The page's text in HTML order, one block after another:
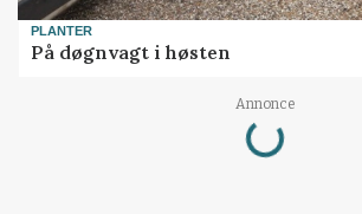
PLANTER
På døgnvagt i høsten
Annonce
Loading...